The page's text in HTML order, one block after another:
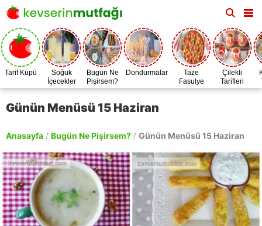
Tarif Küpü
Soğuk
İçecekler
Bugün Ne
Pişirsem?
Dondurmalar
Taze
Fasulye
Zamanı
Çilekli
Tarifleri
Günün Menüsü 15 Haziran
Anasayfa / Bugün Ne Pişirsem? / Günün Menüsü 15 Haziran